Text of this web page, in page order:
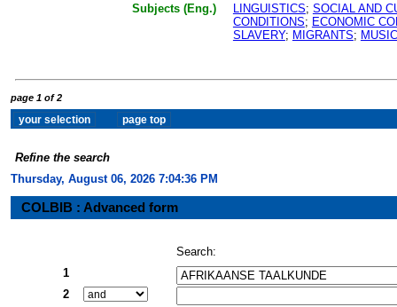
Subjects (Eng.)
LINGUISTICS; SOCIAL AND
CONDITIONS; ECONOMIC
SLAVERY; MIGRANTS; MUSIC
page 1 of 2
Refine the search
Thursday, August 06, 2026 7:04:37 PM
COLBIB : Advanced form
Search:
1
2